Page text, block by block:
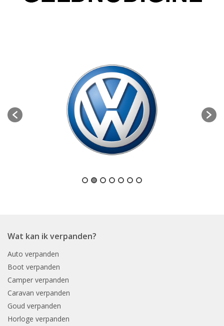
Wat kan ik verpanden?
Auto verpanden
Boot verpanden
Camper verpanden
Caravan verpanden
Goud verpanden
Horloge verpanden